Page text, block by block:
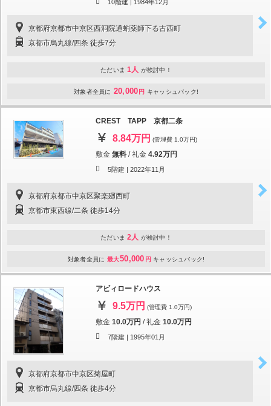
10階建 | 1984年12月
京都府京都市中京区西洞院通蛸薬師下る古西町
京都市烏丸線/四条 徒歩7分
ただいま 1人 が検討中！
対象者全員に 20,000 円 キャッシュバック!
CREST TAPP 京都二条
8.84万円 (管理費 1.0万円)
敷金 無料 /礼金 4.92万円
5階建 | 2022年11月
京都府京都市中京区聚楽廻西町
京都市東西線/二条 徒歩14分
ただいま 2人 が検討中！
対象者全員に 最大50,000 円 キャッシュバック!
アビィロードハウス
9.5万円 (管理費 1.0万円)
敷金 10.0万円 /礼金 10.0万円
7階建 | 1995年01月
京都府京都市中京区菊屋町
京都市烏丸線/四条 徒歩4分